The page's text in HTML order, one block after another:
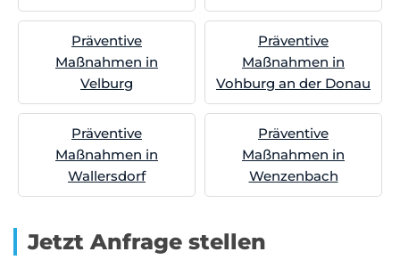
Präventive
Maßnahmen in
Velburg
Präventive
Maßnahmen in
Vohburg an der Donau
Präventive
Maßnahmen in
Wallersdorf
Präventive
Maßnahmen in
Wenzenbach
Jetzt Anfrage stellen